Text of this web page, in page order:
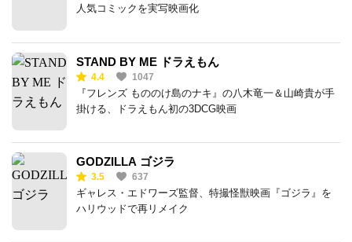
人気コミックを実写映画化
STAND BY ME ドラえもん
4.4 1047
『フレンズ もののけ島のナキ』の八木竜一＆山崎貴が手
掛ける、ドラえもん初の3DCG映画
GODZILLA ゴジラ
3.5 637
ギャレス・エドワーズ監督、特撮怪獣映画『ゴジラ』を
ハリウッドで再リメイク